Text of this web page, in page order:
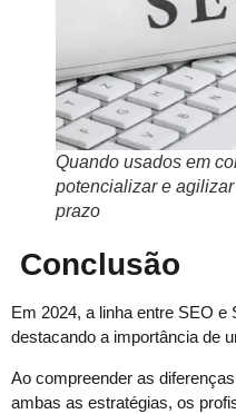
Quando usados em
potencializar e
prazo
Conclusão
Em 2024, a linha entre SEO
destacando a importância de
Ao compreender as
ambas as estratégias, os